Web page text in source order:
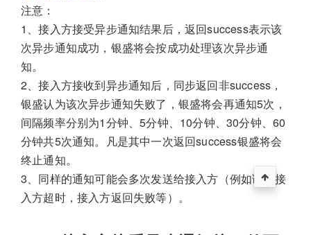
注意：
1、接入方接受异步通知结果后，返回success表示该
次异步通知成功，银盛将会按成功处理该次异步通
知。
2、接入方接收到异步通知后，同步返回非success，
银盛认为该次异步通知失败了，银盛将会再通知5次，
间隔频率分别为1分钟、5分钟、10分钟、30分钟、60
分钟共5次通知。凡是其中一次返回success银盛将会
终止通知。
3、同样的通知可能会多次发送给接入方（例如调用接
入方超时，接入方返回失败等）。